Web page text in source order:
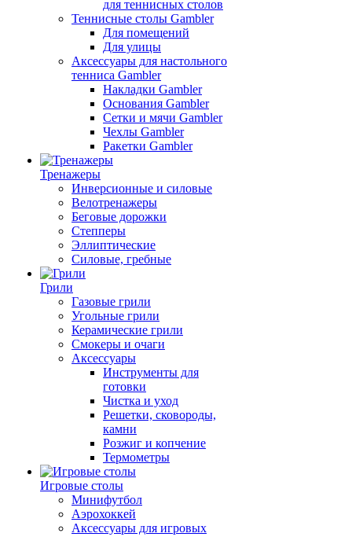
для теннисных столов
Теннисные столы Gambler
Для помещений
Для улицы
Аксессуары для настольного
тенниса Gambler
Накладки Gambler
Основания Gambler
Сетки и мячи Gambler
Чехлы Gambler
Ракетки Gambler
Тренажеры
Инверсионные и силовые
Велотренажеры
Беговые дорожки
Степперы
Эллиптические
Силовые, гребные
Грили
Газовые грили
Угольные грили
Керамические грили
Смокеры и очаги
Аксессуары
Инструменты для
готовки
Чистка и уход
Решетки, сковороды,
камни
Розжиг и копчение
Термометры
Игровые столы
Минифутбол
Аэрохоккей
Аксессуары для игровых